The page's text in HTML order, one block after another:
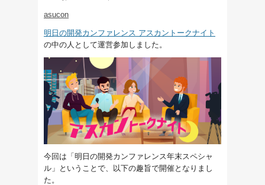
asucon
明日の開発カンファレンス アスカントークナイト
の中の人として運営参加しました。
今回は「明日の開発カンファレンス年末スペシャ
ル」ということで、以下の趣旨で開催となりまし
た。